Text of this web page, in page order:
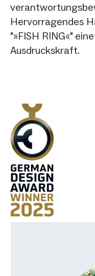
Hervorragendes
"»FISH RING«"
Ausdruckskraft.